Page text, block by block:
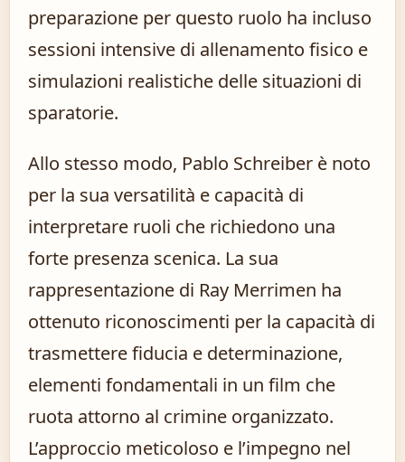
preparazione per questo ruolo ha incluso
sessioni intensive di allenamento fisico e
simulazioni realistiche delle situazioni di
sparatorie.
Allo stesso modo, Pablo Schreiber è noto
per la sua versatilità e capacità di
interpretare ruoli che richiedono una
forte presenza scenica. La sua
rappresentazione di Ray Merrimen ha
ottenuto riconoscimenti per la capacità di
trasmettere fiducia e determinazione,
elementi fondamentali in un film che
ruota attorno al crimine organizzato.
L’approccio meticoloso e l’impegno nel